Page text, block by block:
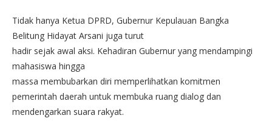
Tidak hanya Ketua DPRD, Gubernur Kepulauan Bangka
Belitung Hidayat Arsani juga turut
hadir sejak awal aksi. Kehadiran Gubernur yang mendampingi
mahasiswa hingga
massa membubarkan diri memperlihatkan komitmen
pemerintah daerah untuk membuka ruang dialog dan
mendengarkan suara rakyat.